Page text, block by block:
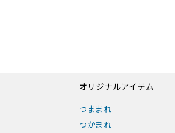
オリジナルアイテム
つままれ
つかまれ